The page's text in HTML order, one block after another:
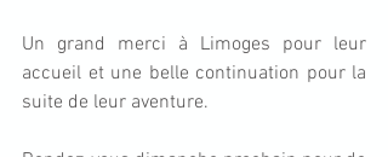
Un grand merci à Limoges pour leur
accueil et une belle continuation pour la
suite de leur aventure.